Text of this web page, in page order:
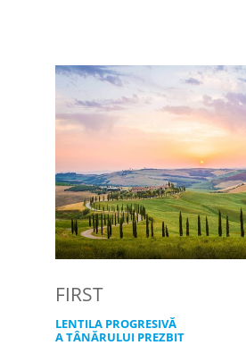
FIRST
LENTILA PROGRESIVĂ
A TÂNĂRULUI PREZBIT